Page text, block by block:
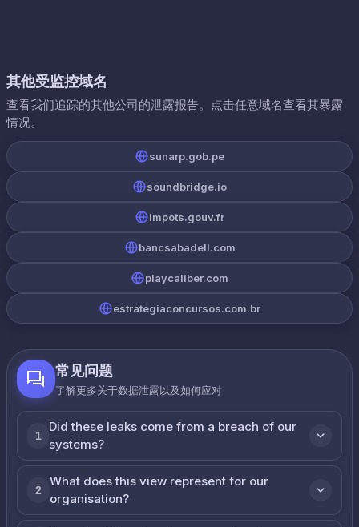
其他受监控域名
查看我们追踪的其他公司的泄露报告。点击任意域名查看其暴露
情况。
sunarp.gob.pe
soundbridge.io
impots.gouv.fr
bancsabadell.com
playcaliber.com
estrategiaconcursos.com.br
常见问题
了解更多关于数据泄露以及如何应对
1
Did these leaks come from a breach of our
systems?
2
What does this view represent for our
organisation?